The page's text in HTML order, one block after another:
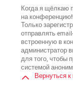
Когда я щёлкаю
на конференцию!
Только
отправлять
встроенную в
администратор
для того, чтобы
системой
Вернуться